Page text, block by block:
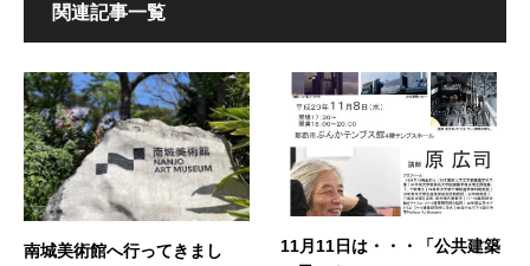
関連記事一覧
南城美術館へ行ってきまし
11月11日は・・・「公共建築